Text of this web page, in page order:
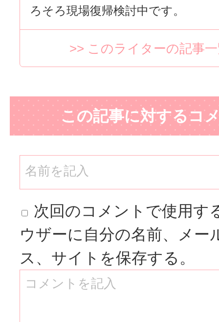
ろそろ現場復帰検討中です。
>> このライターの記事
この記事に対するコ
次回のコメントで使用す
ウザーに自分の名前、メー
ス、サイトを保存する。